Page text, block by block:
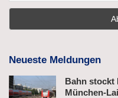
Neueste Meldungen
Bahn stockt
München-